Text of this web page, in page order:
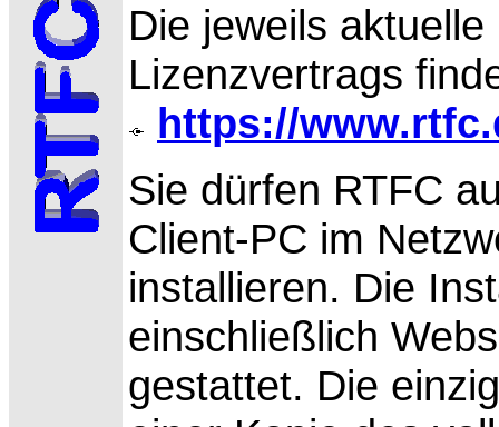
Die jeweils
Lizenzvertrags
https://
Sie dürfen RTFC
Client-PC im
installieren. Die
einschließlich
gestattet. Die